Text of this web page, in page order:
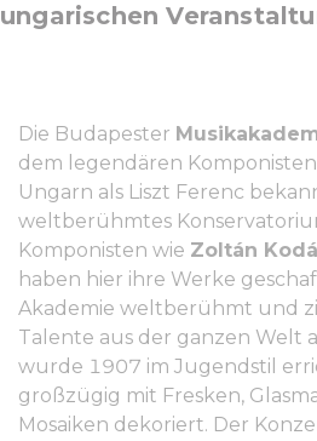
ungarischen
Die Budapester
dem legendären Komponisten
Ungarn als Liszt Ferenc
weltberühmtes
Komponisten wie Zoltán
haben hier ihre Werke
Akademie weltberühmt und
Talente aus der ganzen Welt
wurde 1907 im Jugendstil
großzügig mit Fresken,
Mosaiken dekoriert. Der